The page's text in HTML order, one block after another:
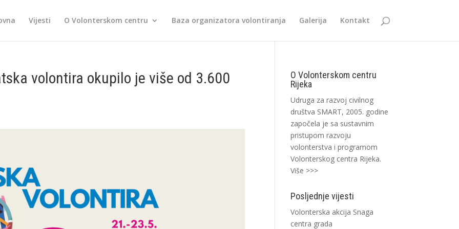
Vijesti O Volonterskom centru Baza organizatora volontiranja Galerija Kontakt
volontira okupilo je više od 3.600
O Volonterskom centru
Rijeka
Udruga za razvoj civilnog
društva SMART, 2005. godine
započela je sa sustavnim
pristupom razvoju
volonterstva i programom
Volonterskog centra Rijeka.
Više >>>
Posljednje vijesti
Volonterska akcija Snaga
centra grada